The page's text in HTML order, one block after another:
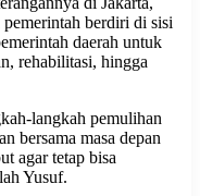
berdiri di sisi
daerah untuk
rehabilitasi, hingga
langkah pemulihan
bersama masa depan
agar tetap bisa
Yusuf.